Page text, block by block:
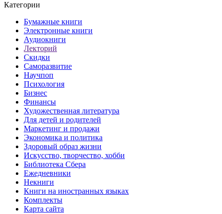
Категории
Бумажные книги
Электронные книги
Аудиокниги
Лекторий
Скидки
Саморазвитие
Научпоп
Психология
Бизнес
Финансы
Художественная литература
Для детей и родителей
Маркетинг и продажи
Экономика и политика
Здоровый образ жизни
Искусство, творчество, хобби
Библиотека Сбера
Ежедневники
Некниги
Книги на иностранных языках
Комплекты
Карта сайта